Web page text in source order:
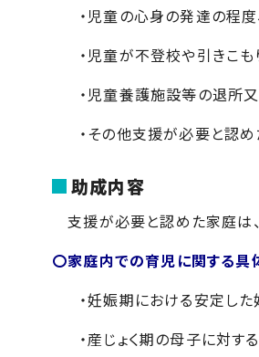
・児童の心身の発達の程
・児童が不登校や引きこも
・児童養護施設等の退所
・その他支援が必要と認め
助成内容
支援が必要と認めた家庭は
〇家庭内での育児に関する具
・妊娠期における安定し
・産じょく期の母子に対す